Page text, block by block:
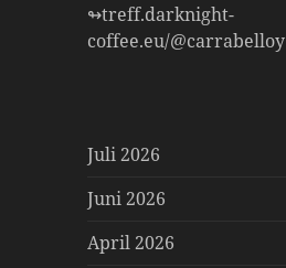
↬treff.darknight-
coffee.eu/@carrabelloy
Juli 2026
Juni 2026
April 2026